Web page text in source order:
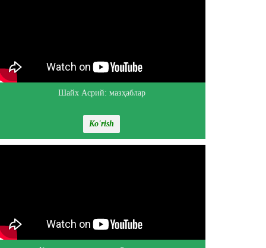
Шайх Асрий: мазҳаблар
Ko'rish